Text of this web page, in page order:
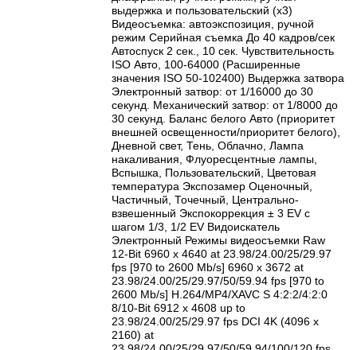
выдержка и пользовательский (x3)
Видеосъемка: автоэкспозиция, ручной
режим Серийная съемка До 40 кадров/сек
Автоспуск 2 сек., 10 сек. Чувствительность
ISO Авто, 100-64000 (Расширенные
значения ISO 50-102400) Выдержка затвора
Электронный затвор: от 1/16000 до 30
секунд. Механический затвор: от 1/8000 до
30 секунд. Баланс белого Авто (приоритет
внешней освещенности/приоритет белого),
Дневной свет, Тень, Облачно, Лампа
накаливания, Флуоресцентные лампы,
Вспышка, Пользовательский, Цветовая
температура Экспозамер Оценочный,
Частичный, Точечный, Центрально-
взвешенный Экспокоррекция ± 3 EV с
шагом 1/3, 1/2 EV Видоискатель
Электронный Режимы видеосъемки Raw
12-Bit 6960 x 4640 at 23.98/24.00/25/29.97
fps [970 to 2600 Mb/s] 6960 x 3672 at
23.98/24.00/25/29.97/50/59.94 fps [970 to
2600 Mb/s] H.264/MP4/XAVC S 4:2:2/4:2:0
8/10-Bit 6912 x 4608 up to
23.98/24.00/25/29.97 fps DCI 4K (4096 x
2160) at